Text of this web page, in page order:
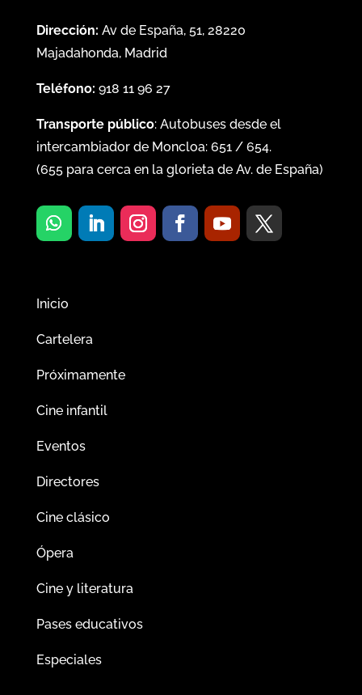
Dirección: Av de España, 51, 28220
Majadahonda, Madrid
Teléfono: 918 11 96 27
Transporte público: Autobuses desde el
intercambiador de Moncloa: 651/ 654.
(655para cerca en la glorieta de Av. de España)
Inicio
Cartelera
Próximamente
Cine infantil
Eventos
Directores
Cine clásico
Ópera
Cine y literatura
Pases educativos
Especiales